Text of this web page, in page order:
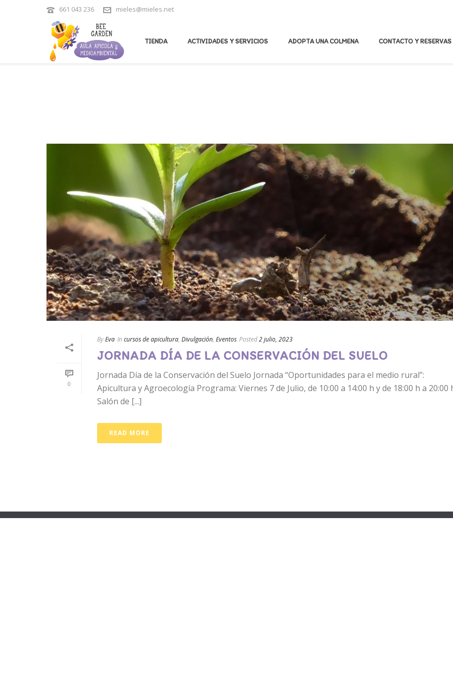
661 043 236 mieles@mieles.net
TIENDA ACTIVIDADES Y SERVICIOS ADOPTA UNA COLMENA CONTACTO Y RESERVAS
ARCHIVES
Tag Archives for: "día de la conservación del suelo"
0
ByEva In cursos de apicultura, Divulgación, Eventos Posted2 julio, 2023
JORNADA DÍA DE LA CONSERVACIÓN DEL SUELO
Jornada Día de la Conservación del Suelo Jornada “Oportunidades para el medio rural”:
Apicultura y Agroecología Programa: Viernes 7 de Julio, de 10:00 a 14:00 h y de 18:00 h a 20:00
Salón de [...]
READ MORE